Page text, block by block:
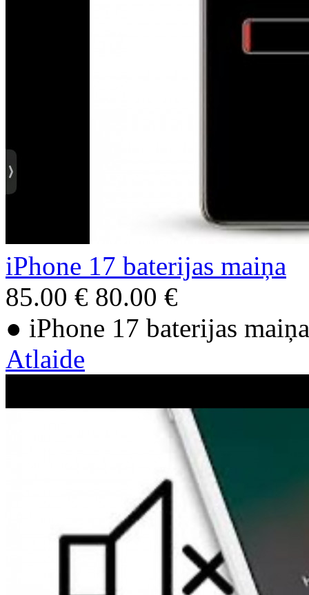
iPhone 17 baterijas maiņa
85.00 € 80.00 €
● iPhone 17 baterijas maiņa
Atlaide